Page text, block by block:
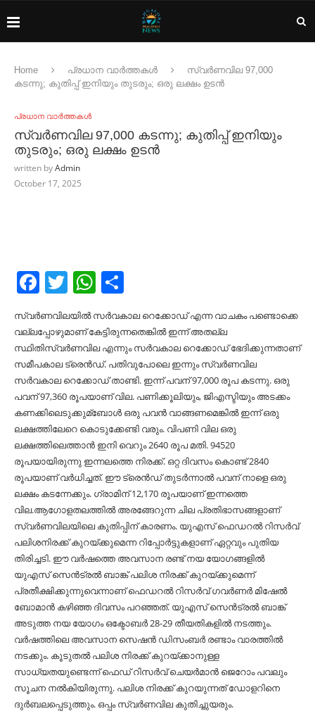
Home പ്രധാന വാർത്തകൾ
സ്വര്‍ണവില 97,000
കടന്നു; കുതിപ്പ് ഇനിയും തുടരും; ഒരു ലക്ഷം ഉടന്‍
പ്രധാന വാർത്തകൾ
സ്വര്‍ണവില 97,000 കടന്നു; കുതിപ്പ് ഇനിയും
തുടരും; ഒരു ലക്ഷം ഉടന്‍
written byAdmin
October 17, 2025
Facebook
TwitterWhatsApp
സ്വര്‍ണവിലയില്‍ സര്‍വകാല റെക്കോഡ് എന്ന വാചകം പണ്ടൊക്കെ
വല്ലപ്പോഴുമാണ് കേട്ടിരുന്നതെങ്കില്‍ ഇന്ന് അതല്ല
സ്ഥിതിസ്വര്‍ണവില എന്നും സര്‍വകാല റെക്കോഡ് ഭേദിക്കുന്നതാണ്
സമീപകാല ട്രെന്‍ഡ്. പതിവുപോലെ ഇന്നും സ്വര്‍ണവില
സര്‍വകാല റെക്കോഡ് താണ്ടി. ഇന്ന് പവന് 97,000 രൂപ കടന്നു. ഒരു
പവന് 97,360 രൂപയാണ് വില. പണിക്കൂലിയും, ജിഎസ്ടിയും അടക്കം
കണക്കിലെടുക്കുമ്ബോള്‍ ഒരു പവന്‍ വാങ്ങണമെങ്കില്‍ ഇന്ന് ഒരു
ലക്ഷത്തിലേറെ കൊടുക്കേണ്ടി വരും. വിപണി വില ഒരു
ലക്ഷത്തിലെത്താന്‍ ഇനി വെറും 2640 രൂപ മതി. 94520
രൂപയായിരുന്നു ഇന്നലത്തെ നിരക്ക്. ഒറ്റ ദിവസം കൊണ്ട് 2840
രൂപയാണ് വര്‍ധിച്ചത്. ഈ ട്രെന്‍ഡ് തുടര്‍ന്നാല്‍ പവന് നാളെ ഒരു
ലക്ഷം കടന്നേക്കും. ഗ്രാമിന് 12,170 രൂപയാണ് ഇന്നത്തെ
വില.ആഗോളതലത്തില്‍ അരങ്ങേറുന്ന ചില പ്രതിഭാസങ്ങളാണ്
സ്വര്‍ണവിലയിലെ കുതിപ്പിന് കാരണം. യുഎസ് ഫെഡറല്‍ റിസര്‍വ്
പലിശനിരക്ക് കുറയ്ക്കുമെന്ന റിപ്പോര്‍ട്ടുകളാണ് ഏറ്റവും പുതിയ
തിരിച്ചടി. ഈ വര്‍ഷത്തെ അവസാന രണ്ട് നയ യോഗങ്ങളില്‍
യുഎസ് സെൻട്രല്‍ ബാങ്ക് പലിശ നിരക്ക് കുറയ്ക്കുമെന്ന്
പ്രതീക്ഷിക്കുന്നുവെന്നാണ്‌ ഫെഡറല്‍ റിസർവ് ഗവർണർ മിഷേല്‍
ബോമാൻ കഴിഞ്ഞ ദിവസം പറഞ്ഞത്. യുഎസ് സെൻട്രല്‍ ബാങ്ക്
അടുത്ത നയ യോഗം ഒക്ടോബർ 28-29 തീയതികളില്‍ നടത്തും.
വർഷത്തിലെ അവസാന സെഷൻ ഡിസംബർ രണ്ടാം വാരത്തില്‍
നടക്കും. കൂടുതല്‍ പലിശ നിരക്ക് കുറയ്ക്കാനുള്ള
സാധ്യതയുണ്ടെന്ന് ഫെഡ് റിസര്‍വ് ചെയര്‍മാന്‍ ജെറോം പവലും
സൂചന നല്‍കിയിരുന്നു. പലിശ നിരക്ക് കുറയുന്നത് ഡോളറിനെ
ദുര്‍ബലപ്പെടുത്തും. ഒപ്പം സ്വര്‍ണവില കുതിച്ചുയരും.